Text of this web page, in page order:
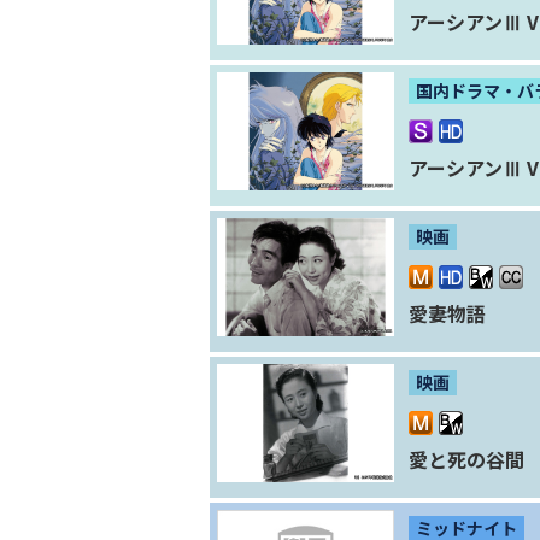
アーシアンⅢ
国内ドラマ・バ
アーシアンⅢ
映画
愛妻物語
映画
愛と死の谷間
ミッドナイト